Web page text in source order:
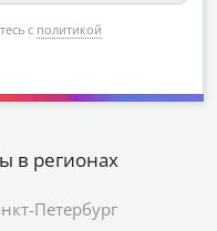
с политикой
в регионах
Петербург